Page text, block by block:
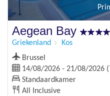
Aegean Bay
Griekenland
Kos
Brussel
14/08/2026 - 21/08/2026
Standaardkamer
All Inclusive